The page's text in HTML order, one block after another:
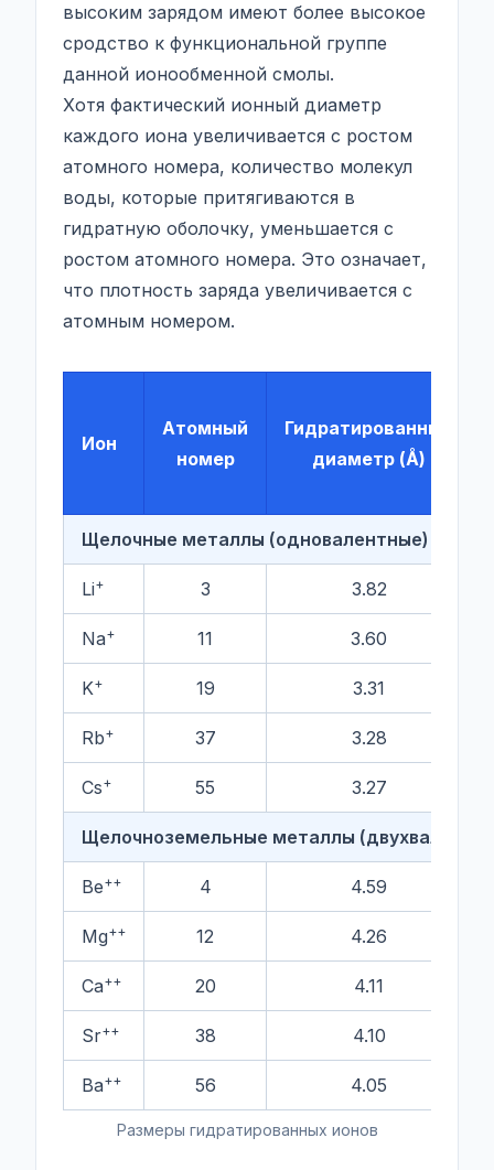
высоким зарядом имеют более высокое
сродство к функциональной группе
данной ионообменной смолы.
Хотя фактический ионный диаметр
каждого иона увеличивается с ростом
атомного номера, количество молекул
воды, которые притягиваются в
гидратную оболочку, уменьшается с
ростом атомного номера. Это означает,
что плотность заряда увеличивается с
атомным номером.
Ион
Атомный
номер
Гидратированный
диаметр (Å)
Щелочные металлы (одновалентные)
Li+ 3 3.82
Na+ 11 3.60
K+ 19 3.31
Rb+ 37 3.28
Cs+ 55 3.27
Щелочноземельные металлы
Be++ 4 4.59
Mg++ 12 4.26
Ca++ 20 4.11
Sr++ 38 4.10
Ba++ 56 4.05
Размеры гидратированных ионов